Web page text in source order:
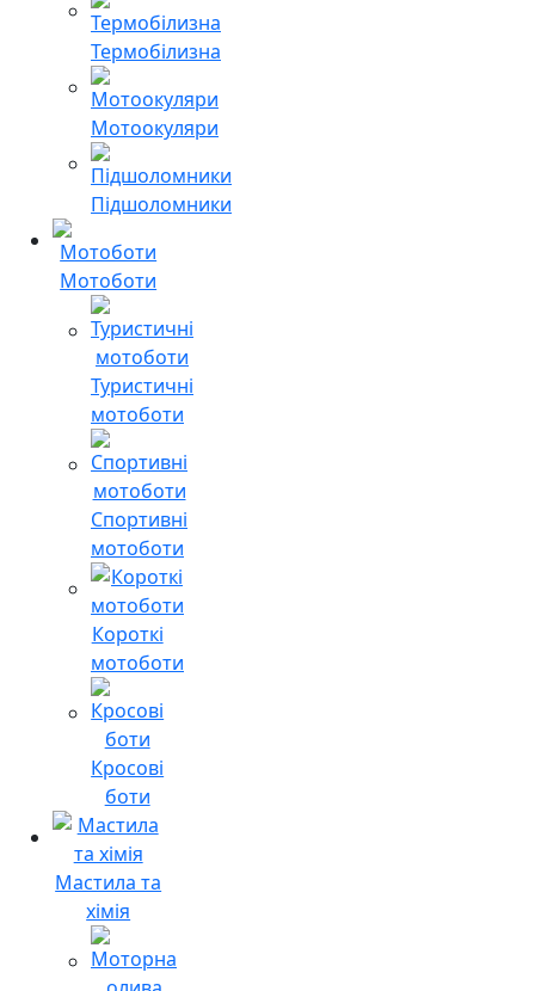
Термобілизна
Мотоокуляри
Підшоломники
Мотоботи
Туристичні
мотоботи
Спортивні
мотоботи
Короткі
мотоботи
Кросові
боти
Мастила та
хімія